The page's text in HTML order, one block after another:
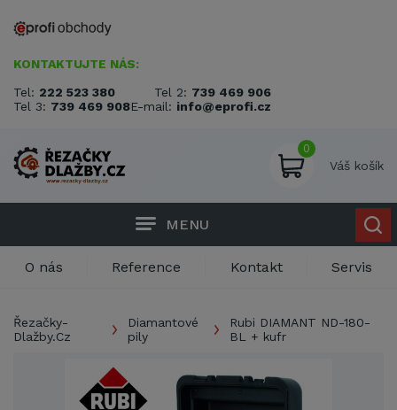
KONTAKTUJTE NÁS:
Tel: 222 523 380 Tel 2: 739 469 906
Tel 3: 739 469 908E-mail: info@eprofi.cz
0
Váš košík
MENU
O nás Reference Kontakt Servis
Řezačky-
Dlažby.Cz
Diamantové
pily
Rubi DIAMANT ND-180-
BL + kufr